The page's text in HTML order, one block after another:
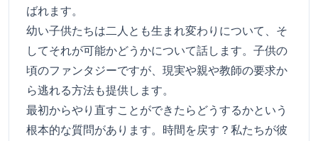
ばれます。
幼い子供たちは二人とも生まれ変わりについて、そ
してそれが可能かどうかについて話します。子供の
頃のファンタジーですが、現実や親や教師の要求か
ら逃れる方法も提供します。
最初からやり直すことができたらどうするかという
根本的な質問があります。時間を戻す？私たちが彼